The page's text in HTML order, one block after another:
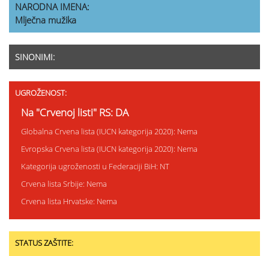
NARODNA IMENA:
Mlječna mužika
SINONIMI:
UGROŽENOST:
Na "Crvenoj listi" RS: DA
Globalna Crvena lista (IUCN kategorija 2020): Nema
Evropska Crvena lista (IUCN kategorija 2020): Nema
Kategorija ugroženosti u Federaciji BiH: NT
Crvena lista Srbije: Nema
Crvena lista Hrvatske: Nema
STATUS ZAŠTITE: